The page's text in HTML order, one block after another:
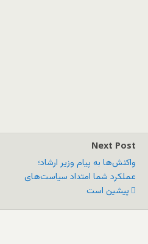
Next Post
واکنش‌ها به پیام وزیر ارشاد؛
عملکرد شما امتداد سیاست‌های
پیشین است